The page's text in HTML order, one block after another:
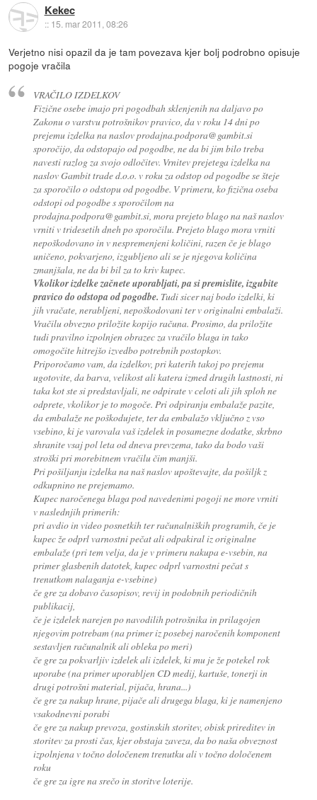
Kekec
:: 15. mar 2011, 08:26
Verjetno nisi opazil da je tam povezava kjer bolj podrobno opisuje
pogoje vračila
VRAČILO IZDELKOV
Fizične osebe imajo pri pogodbah sklenjenih na daljavo po
Zakonu o varstvu potrošnikov pravico, da v roku 14 dni po
prejemu izdelka na naslov prodajna.podpora@gambit.si
sporočijo, da odstopajo od pogodbe, ne da bi jim bilo treba
navesti razlog za svojo odločitev. Vrnitev prejetega izdelka na
naslov Gambit trade d.o.o. v roku za odstop od pogodbe se šteje
za sporočilo o odstopu od pogodbe. V primeru, ko fizična oseba
odstopi od pogodbe s sporočilom na
prodajna.podpora@gambit.si, mora prejeto blago na naš naslov
vrniti v tridesetih dneh po sporočilu. Prejeto blago mora vrniti
nepoškodovano in v nespremenjeni količini, razen če je blago
uničeno, pokvarjeno, izgubljeno ali se je njegova količina
zmanjšala, ne da bi bil za to kriv kupec.
Vkolikor izdelke začnete uporabljati, pa si premislite, izgubite
pravico do odstopa od pogodbe. Tudi sicer naj bodo izdelki, ki
jih vračate, nerabljeni, nepoškodovani ter v originalni embalaži.
Vračilu obvezno priložite kopijo računa. Prosimo, da priložite
tudi pravilno izpolnjen obrazec za vračilo blaga in tako
omogočite hitrejšo izvedbo potrebnih postopkov.
Priporočamo vam, da izdelkov, pri katerih takoj po prejemu
ugotovite, da barva, velikost ali katera izmed drugih lastnosti, ni
taka kot ste si predstavljali, ne odpirate v celoti ali jih sploh ne
odprete, vkolikor je to mogoče. Pri odpiranju embalaže pazite,
da embalaže ne poškodujete, ter da embalažo vključno z vso
vsebino, ki je varovala vaš izdelek in posamezne dodatke, skrbno
shranite vsaj pol leta od dneva prevzema, tako da bodo vaši
stroški pri morebitnem vračilu čim manjši.
Pri pošiljanju izdelka na naš naslov upoštevajte, da pošiljk z
odkupnino ne prejemamo.
Kupec naročenega blaga pod navedenimi pogoji ne more vrniti
v naslednjih primerih:
pri avdio in video posnetkih ter računalniških programih, če je
kupec že odprl varnostni pečat ali odpakiral iz originalne
embalaže (pri tem velja, da je v primeru nakupa e-vsebin, na
primer glasbenih datotek, kupec odprl varnostni pečat s
trenutkom nalaganja e-vsebine)
če gre za dobavo časopisov, revij in podobnih periodičnih
publikacij,
če je izdelek narejen po navodilih potrošnika in prilagojen
njegovim potrebam (na primer iz posebej naročenih komponent
sestavljen računalnik ali obleka po meri)
če gre za pokvarljiv izdelek ali izdelek, ki mu je že potekel rok
uporabe (na primer uporabljen CD medij, kartuše, tonerji in
drugi potrošni material, pijača, hrana...)
če gre za nakup hrane, pijače ali drugega blaga, ki je namenjeno
vsakodnevni porabi
če gre za nakup prevoza, gostinskih storitev, obisk prireditev in
storitev za prosti čas, kjer obstaja zaveza, da bo naša obveznost
izpolnjena v točno določenem trenutku ali v točno določenem
roku
če gre za igre na srečo in storitve loterije.